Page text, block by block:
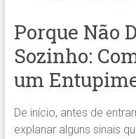
Porque Não
Sozinho:
um
De início, antes de
explanar alguns sinais